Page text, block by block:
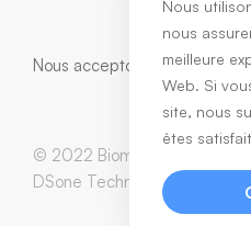
© 2022 Biomedic. All Rights
DSone Technology
Nous acceptons:
Nous
nous
meilleure
Web. Si
site, nous
êtes